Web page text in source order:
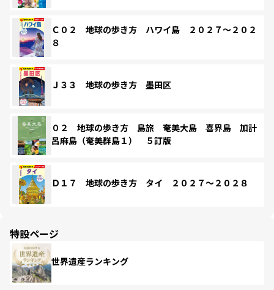
Ｃ０２ 地球の歩き方 ハワイ島 ２０２７～２０２
８
Ｊ３３ 地球の歩き方 墨田区
０２ 地球の歩き方 島旅 奄美大島 喜界島 加計
呂麻島（奄美群島１） ５訂版
Ｄ１７ 地球の歩き方 タイ ２０２７～２０２８
特設ページ
世界遺産ランキング